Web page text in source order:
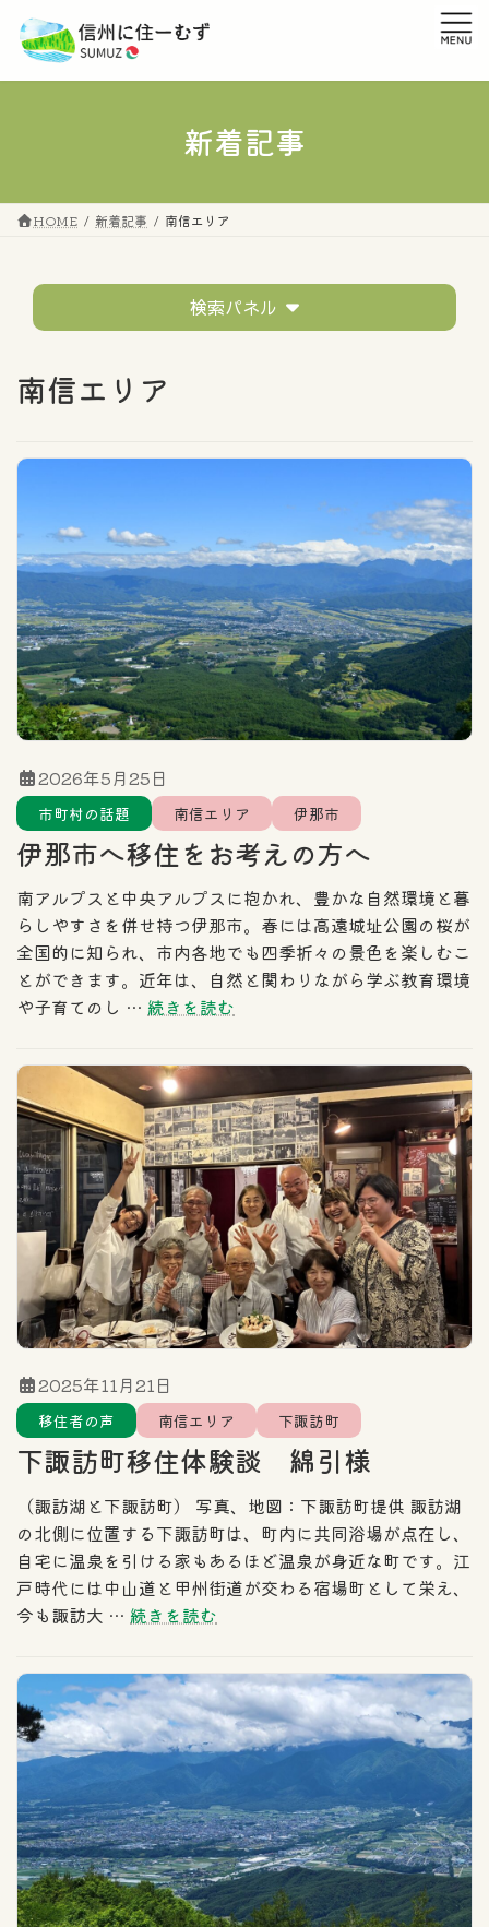
ン
プ
ー
動
新着記事
HOME 新着記事 南信エリア
テーマ
すべてのタグ
移住者の声 イベントレポート
住まい探しのポイント
エリア
カテゴリー一覧 全域
北信エリア 東信エリア
中信エリア 南信エリア
フリーワード検索
検索パネル
南信エリア
市町村の話題 南信エリア 伊那市
伊那市へ移住をお考えの方へ
2026年5月25日
南アルプスと中央アルプスに抱かれ、豊かな自然環境と暮
らしやすさを併せ持つ伊那市。春には高遠城址公園の桜が
全国的に知られ、市内各地でも四季折々の景色を楽しむこ
とができます。近年は、自然と関わりながら学ぶ教育環境
や子育てのし … 続きを読む
移住者の声 南信エリア 下諏訪町
下諏訪町移住体験談 綿引様
2025年11月21日
（諏訪湖と下諏訪町） 写真、地図：下諏訪町提供 諏訪湖
の北側に位置する下諏訪町は、町内に共同浴場が点在し、
自宅に温泉を引ける家もあるほど温泉が身近な町です。江
戸時代には中山道と甲州街道が交わる宿場町として栄え、
今も諏訪大 … 続きを読む